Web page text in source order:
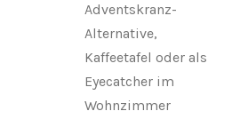
Adventskranz-
Alternative,
Kaffeetafel oder als
Eyecatcher im
Wohnzimmer